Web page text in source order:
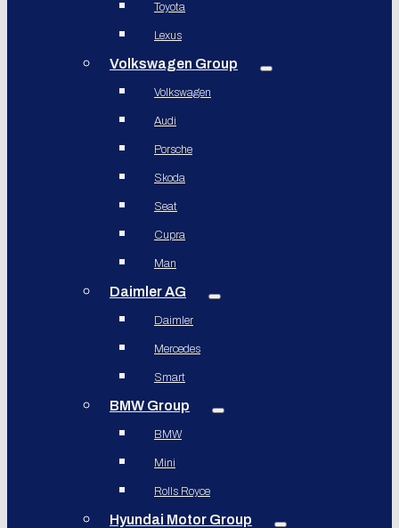
Toyota
Lexus
Volkswagen Group
Volkswagen
Audi
Porsche
Skoda
Seat
Cupra
Man
Daimler AG
Daimler
Mercedes
Smart
BMW Group
BMW
Mini
Rolls Royce
Hyundai Motor Group